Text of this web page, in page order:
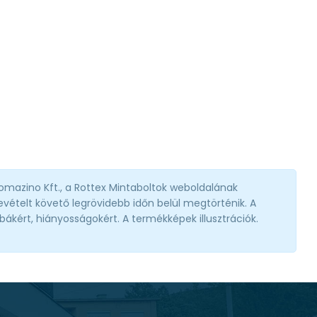
Kft., a Rottex Mintaboltok weboldalának
követő legrövidebb időn belül megtörténik. A
hiányosságokért. A termékképek illusztrációk.